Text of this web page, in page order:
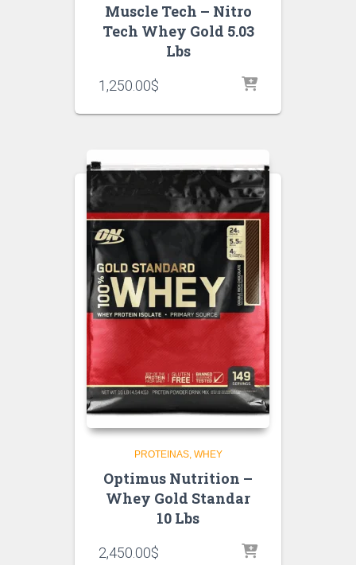
Muscle Tech – Nitro
Tech Whey Gold 5.03
Lbs
1,250.00$
PROTEINAS WHEY
Optimus Nutrition –
Whey Gold Standar
10 Lbs
2,450.00$